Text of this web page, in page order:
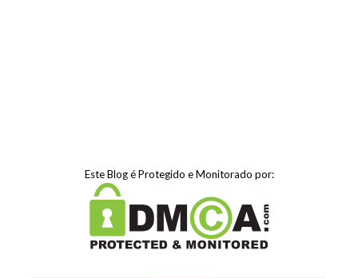
Este Blog é Protegido e Monitorado por: